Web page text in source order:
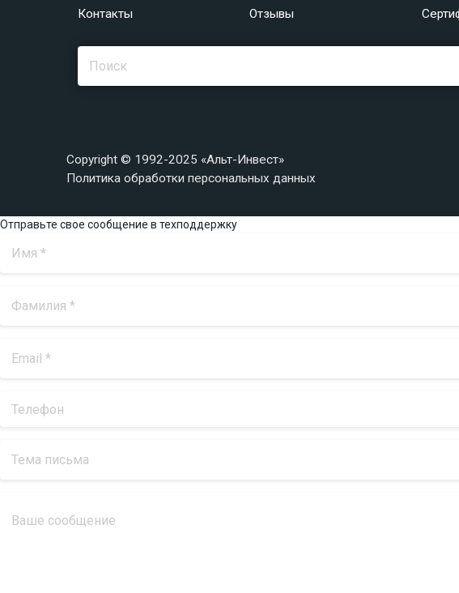
Контакты
Отзывы
Copyright © 1992-2025 «Альт-Инвест»
Политика обработки персональных данных
Отправьте свое сообщение в техподдержку